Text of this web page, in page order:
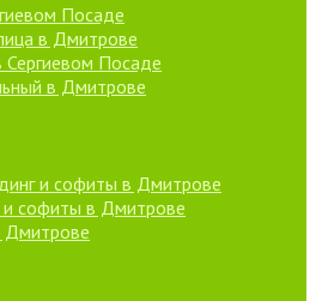
Посаде
в Дмитрове
Посаде
в Дмитрове
и софиты в Дмитрове
и софиты в Дмитрове
Дмитрове